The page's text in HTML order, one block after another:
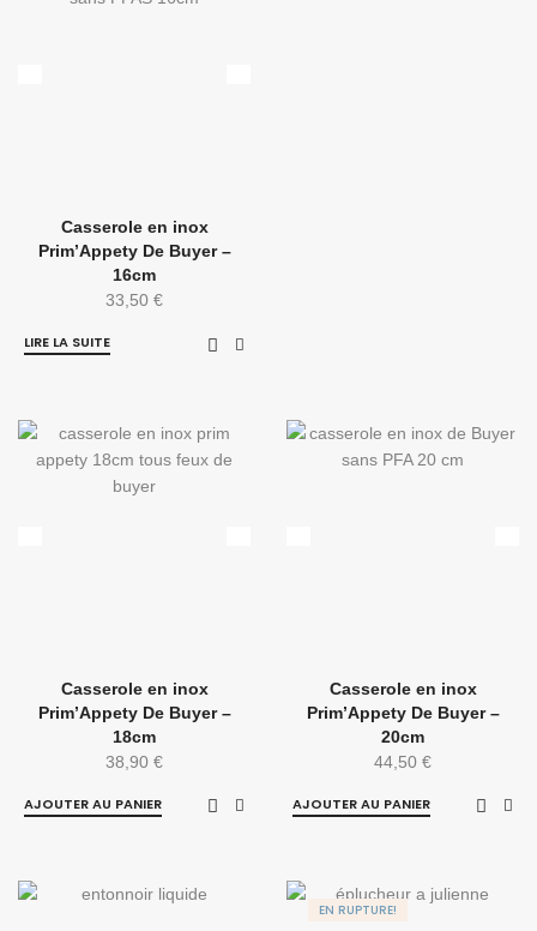
Casserole en inox
Prim’Appety De Buyer –
16cm
33,50 €
LIRE LA SUITE
Casserole en inox
Prim’Appety De Buyer –
18cm
38,90 €
AJOUTER AU PANIER
Casserole en inox
Prim’Appety De Buyer –
20cm
44,50 €
AJOUTER AU PANIER
EN RUPTURE!